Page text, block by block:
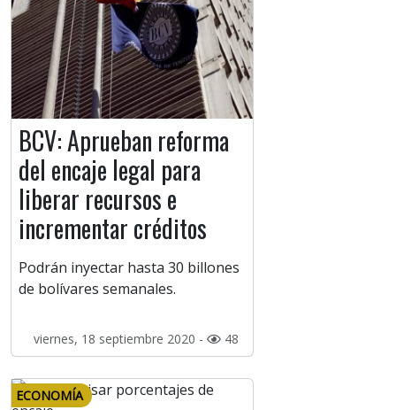
BCV: Aprueban reforma
del encaje legal para
liberar recursos e
incrementar créditos
Podrán inyectar hasta 30 billones
de bolívares semanales.
viernes, 18 septiembre 2020 - 48
ECONOMÍA